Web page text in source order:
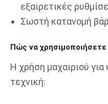
εξαιρετικές
Σωστή κατανομή
Πώς να
Η χρήση μαχαιριού
τεχνική: